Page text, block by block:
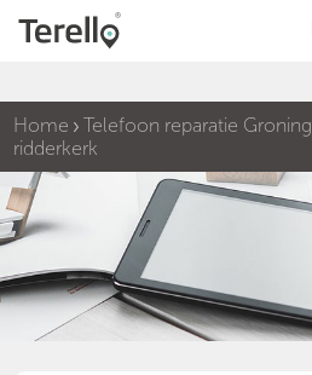
Home
Telefoon reparatie
ridderkerk